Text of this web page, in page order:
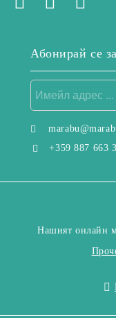
Абонирай се
+359 887 663
Нашият онлайн